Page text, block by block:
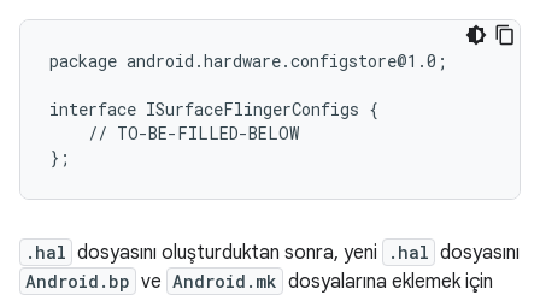
package android.hardware.configstore@1.0;
interface ISurfaceFlingerConfigs {
    // TO-BE-FILLED-BELOW
.hal dosyasını oluşturduktan sonra, yeni .hal dosyasını
Android.bp ve Android.mk dosyalarına eklemek için